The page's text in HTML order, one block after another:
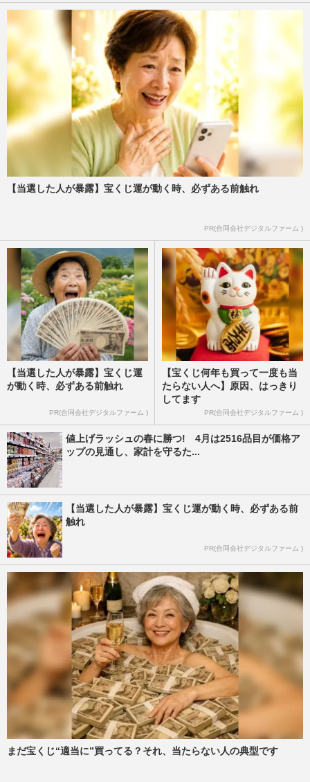
【当選した人が暴露】宝くじ運が動く時、必ずある前触れ
PR(合同会社デジタルファーム )
【当選した人が暴露】宝くじ運
が動く時、必ずある前触れ
PR(合同会社デジタルファーム )
【宝くじ何年も買って一度も当
たらない人へ】原因、はっきり
してます
PR(合同会社デジタルファーム )
値上げラッシュの春に勝つ! 4月は2516品目が価格ア
ップの見通し、家計を守るた...
【当選した人が暴露】宝くじ運が動く時、必ずある前
触れ
PR(合同会社デジタルファーム )
まだ宝くじ“適当に”買ってる？それ、当たらない人の典型です